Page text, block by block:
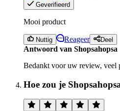
Geverifieerd
Mooi product
Nuttig Reageer Deel
Antwoord van Shopsahopsa
Bedankt voor uw review, veel
Hoe zou je